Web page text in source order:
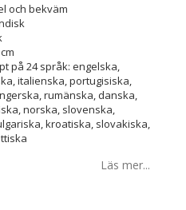
och bekväm
på 24 språk: engelska,
italienska, portugisiska,
rumänska, danska,
norska, slovenska,
kroatiska, slovakiska,
Läs mer...